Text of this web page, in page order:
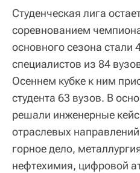
Студенческая лига
соревнованием
основного сезона стали
специалистов из 84
Осеннем кубке к ним
студента 63 вузов. В
решали инженерные
отраслевых
горное дело,
нефтехимия, цифровой